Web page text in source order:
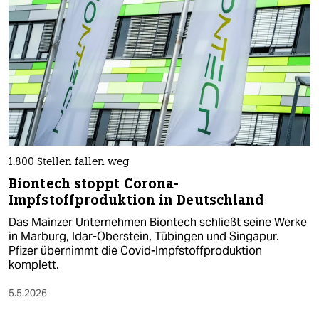
1.800 Stellen fallen weg
Biontech stoppt Corona-
Impfstoffproduktion in Deutschland
Das Mainzer Unternehmen Biontech schließt seine Werke
in Marburg, Idar-Oberstein, Tübingen und ‌Singapur.
Pfizer übernimmt die Covid-Impfstoffproduktion
komplett.
5.5.2026